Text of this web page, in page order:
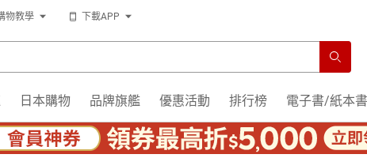
物教學 下載APP
日本購物 品牌旗艦 優惠活動 排行榜 電子書/紙本書